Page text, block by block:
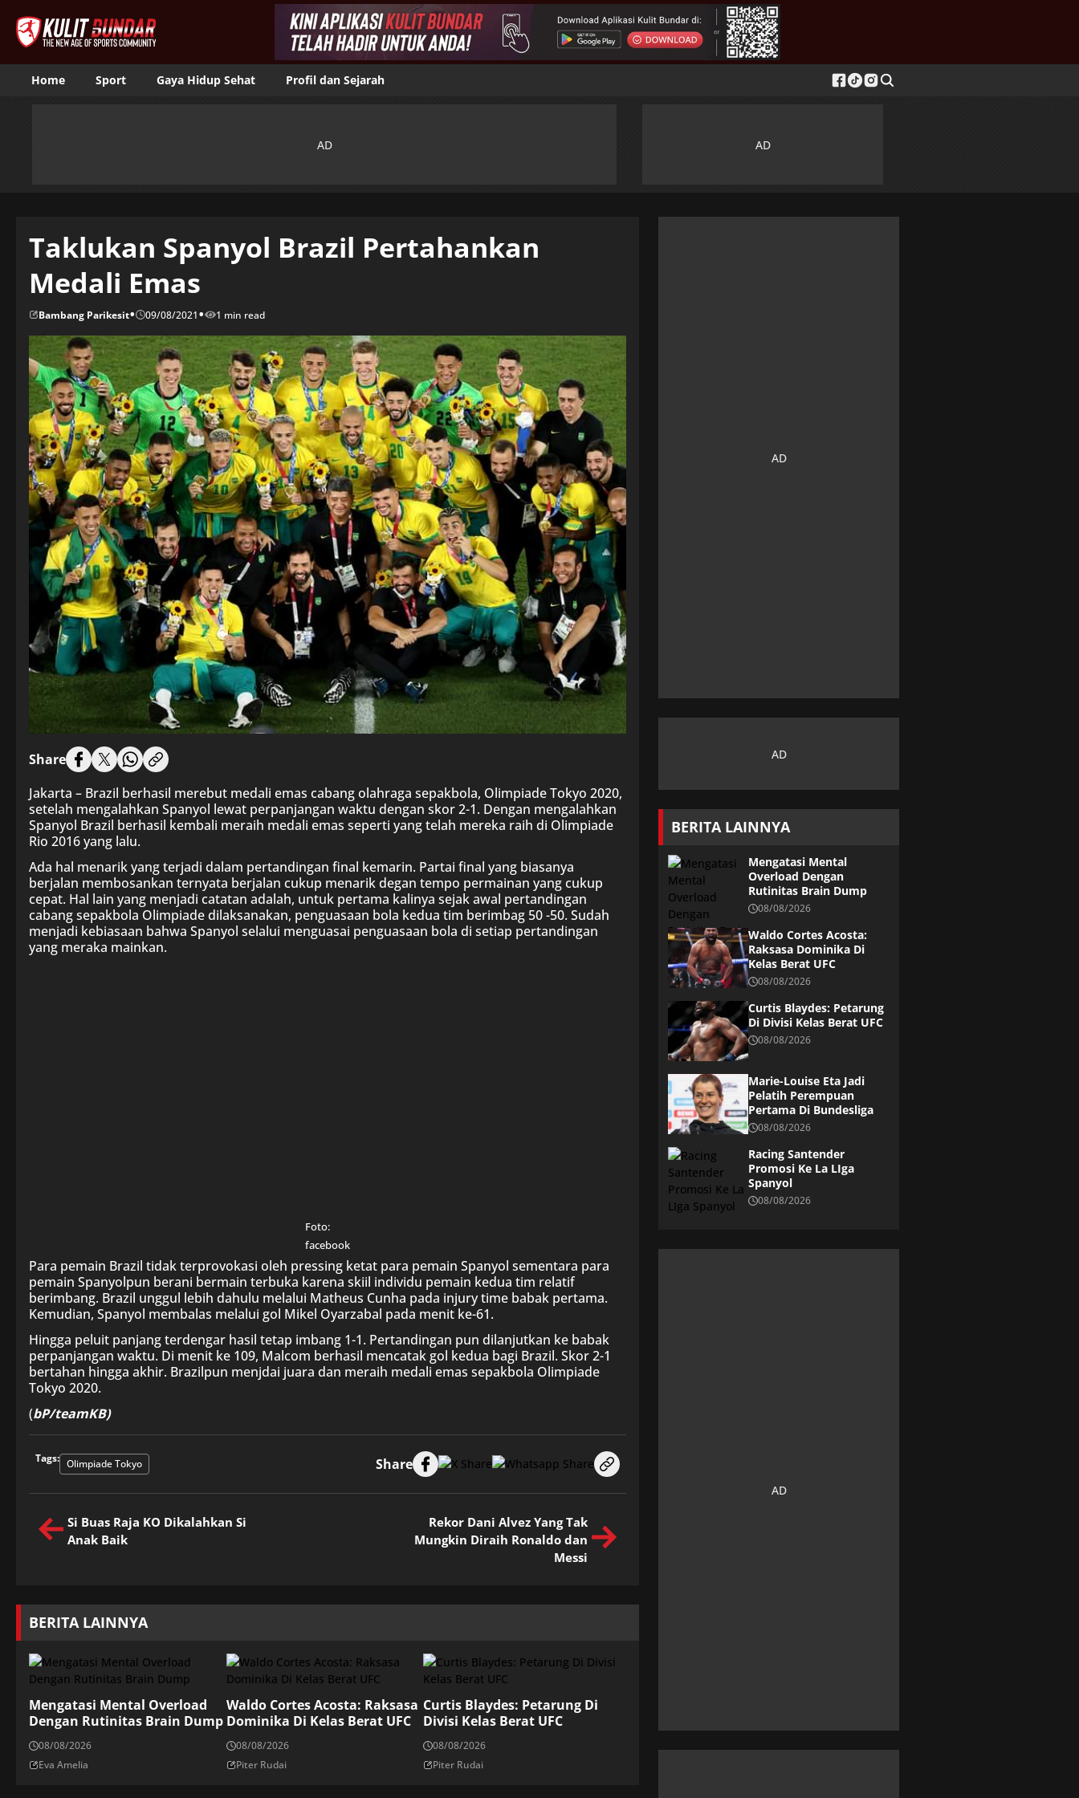
Home Sport Gaya Hidup Sehat Profil dan Sejarah
Taklukan Spanyol Brazil Pertahankan
Medali Emas
Bambang Parikesit• 09/08/2021• 1 min read
Share
Jakarta – Brazil berhasil merebut medali emas cabang olahraga sepakbola, Olimpiade Tokyo 2020,
setelah mengalahkan Spanyol lewat perpanjangan waktu dengan skor 2-1. Dengan mengalahkan
Spanyol Brazil berhasil kembali meraih medali emas seperti yang telah mereka raih di Olimpiade
Rio 2016 yang lalu.
Ada hal menarik yang terjadi dalam pertandingan final kemarin. Partai final yang biasanya
berjalan membosankan ternyata berjalan cukup menarik degan tempo permainan yang cukup
cepat. Hal lain yang menjadi catatan adalah, untuk pertama kalinya sejak awal pertandingan
cabang sepakbola Olimpiade dilaksanakan, penguasaan bola kedua tim berimbag 50 -50. Sudah
menjadi kebiasaan bahwa Spanyol selalui menguasai penguasaan bola di setiap pertandingan
yang meraka mainkan.
Foto:
facebook
Para pemain Brazil tidak terprovokasi oleh pressing ketat para pemain Spanyol sementara para
pemain Spanyolpun berani bermain terbuka karena skiil individu pemain kedua tim relatif
berimbang. Brazil unggul lebih dahulu melalui Matheus Cunha pada injury time babak pertama.
Kemudian, Spanyol membalas melalui gol Mikel Oyarzabal pada menit ke-61.
Hingga peluit panjang terdengar hasil tetap imbang 1-1. Pertandingan pun dilanjutkan ke babak
perpanjangan waktu. Di menit ke 109, Malcom berhasil mencatak gol kedua bagi Brazil. Skor 2-1
bertahan hingga akhir. Brazilpun menjdai juara dan meraih medali emas sepakbola Olimpiade
Tokyo 2020.
(bP/teamKB)
Tags: Olimpiade Tokyo Share
Si Buas Raja KO Dikalahkan Si
Anak Baik
Rekor Dani Alvez Yang Tak
Mungkin Diraih Ronaldo dan
Messi
BERITA LAINNYA
Mengatasi Mental Overload
Dengan Rutinitas Brain Dump
08/08/2026
Eva Amelia
Waldo Cortes Acosta: Raksasa
Dominika Di Kelas Berat UFC
08/08/2026
Piter Rudai
Curtis Blaydes: Petarung Di
Divisi Kelas Berat UFC
08/08/2026
Piter Rudai
BERITA LAINNYA
Mengatasi Mental
Overload Dengan
Rutinitas Brain Dump
08/08/2026
Waldo Cortes Acosta:
Raksasa Dominika Di
Kelas Berat UFC
08/08/2026
Curtis Blaydes: Petarung
Di Divisi Kelas Berat UFC
08/08/2026
Marie-Louise Eta Jadi
Pelatih Perempuan
Pertama Di Bundesliga
08/08/2026
Racing Santender
Promosi Ke La LIga
Spanyol
08/08/2026